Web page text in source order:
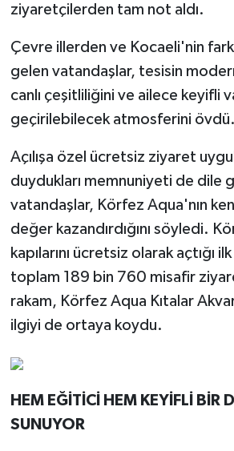
ziyaretçilerden tam not aldı.
Çevre illerden ve Kocaeli'nin
gelen vatandaşlar, tesisin
canlı çeşitliliğini ve ailece keyifli
geçirilebilecek atmosferini övdü.
Açılışa özel ücretsiz ziyaret
duydukları memnuniyeti de dile
vatandaşlar, Körfez Aqua'nın
değer kazandırdığını söyledi.
kapılarını ücretsiz olarak açtığı
toplam 189 bin 760 misafir
rakam, Körfez Aqua Kıtalar
ilgiyi de ortaya koydu.
HEM EĞİTİCİ HEM KEYİFLİ BİR
SUNUYOR